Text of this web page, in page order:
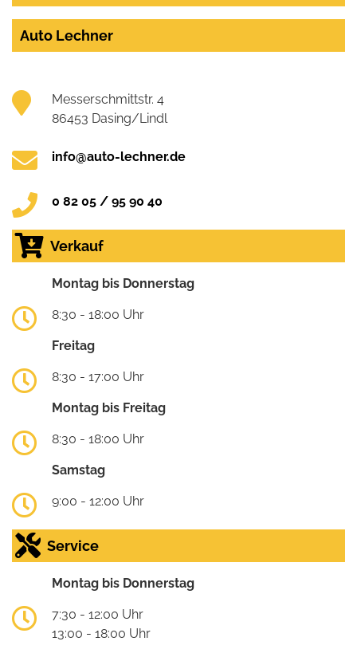
Auto Lechner
Messerschmittstr. 4
86453 Dasing/Lindl
info@auto-lechner.de
0 82 05 / 95 90 40
Verkauf
Montag bis Donnerstag
8:30 - 18:00 Uhr
Freitag
8:30 - 17:00 Uhr
Montag bis Freitag
8:30 - 18:00 Uhr
Samstag
9:00 - 12:00 Uhr
Service
Montag bis Donnerstag
7:30 - 12:00 Uhr
13:00 - 18:00 Uhr